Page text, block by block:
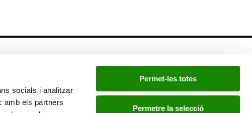
socials i analitzar
amb els partners
Permet-les totes
Permetre la selecció
Si quieres estar a la última, inscríbete a nuestra
newsletter: